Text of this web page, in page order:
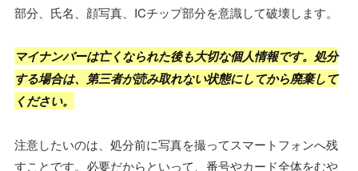
部分、氏名、顔写真、ICチップ部分を意識して破壊します。
マイナンバーは亡くなられた後も大切な個人情報です。処分
する場合は、第三者が読み取れない状態にしてから廃棄して
ください。
注意したいのは、処分前に写真を撮ってスマートフォンへ残
すことです。必要だからといって、番号やカード全体をむや